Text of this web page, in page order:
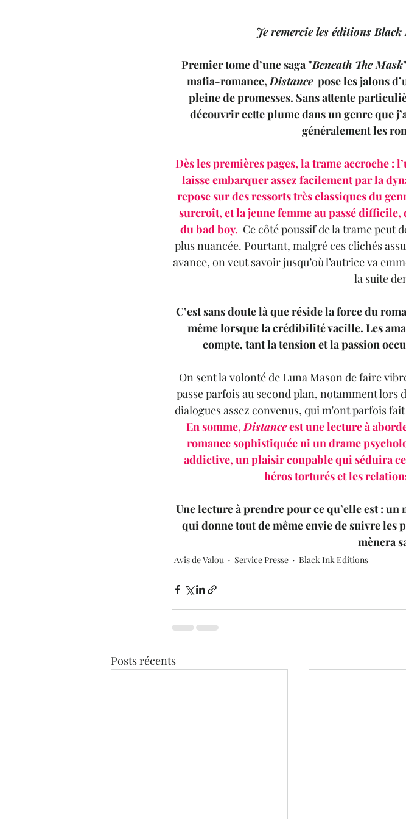
Je remercie les éditions
Premier tome d’une saga "Beneath The Mask
mafia-romance, Distance
pose les jalons
pleine de promesses. Sans attente
découvrir cette plume dans un genre que
généralement les
Dès les premières pages, la trame accroche :
laisse embarquer assez facilement par la
repose sur des ressorts très classiques du
surcroît, et la jeune femme au passé
du bad boy. Ce côté poussif de la trame peut
plus nuancée. Pourtant, malgré ces clichés
avance, on veut savoir jusqu’où l’autrice va
la suite
C’est sans doute là que réside la force du
même lorsque la crédibilité vacille. Les
compte, tant la tension et la passion
On sent la volonté de Luna Mason de faire
passe parfois au second plan, notamment lors
dialogues assez convenus, qui m'ont parfois
En somme, Distance est une lecture à
romance sophistiquée ni un drame
addictive, un plaisir coupable qui séduira
héros torturés et les
Une lecture à prendre pour ce qu’elle est :
qui donne tout de même envie de suivre les
mènera
Avis de Valou Service Presse Black Ink Editions
Posts récents